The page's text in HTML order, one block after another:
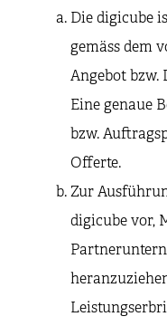
Die digicube
gemäss dem
Angebot
Eine genaue
bzw.
Offerte.
Zur
digicube vor,